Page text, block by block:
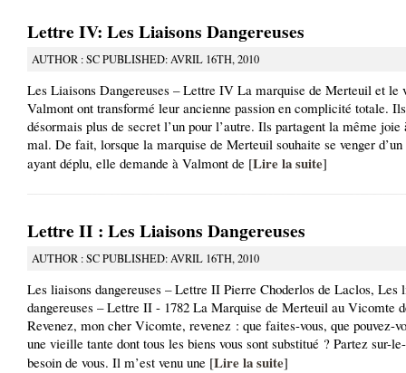
Lettre IV: Les Liaisons Dangereuses
AUTHOR : SC PUBLISHED: AVRIL 16TH, 2010
Les Liaisons Dangereuses – Lettre IV La marquise de Merteuil et le
Valmont ont transformé leur ancienne passion en complicité totale. Ils
désormais plus de secret l’un pour l’autre. Ils partagent la même
mal. De fait, lorsque la marquise de Merteuil souhaite se venger
ayant déplu, elle demande à Valmont de [Lire la suite]
Lettre II : Les Liaisons Dangereuses
AUTHOR : SC PUBLISHED: AVRIL 16TH, 2010
Les liaisons dangereuses – Lettre II Pierre Choderlos de Laclos, Les
dangereuses – Lettre II - 1782 La Marquise de Merteuil au Vicomte
Revenez, mon cher Vicomte, revenez : que faites-vous, que pouvez-
une vieille tante dont tous les biens vous sont substitué ? Partez sur-
besoin de vous. Il m’est venu une [Lire la suite]